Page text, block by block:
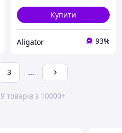
Купити
Aligator 93%
3 ...
товарів з 10000+